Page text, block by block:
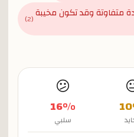
متفاوتة وقد تكون مخيبة(
2
)
10
😕
16%
سلبي